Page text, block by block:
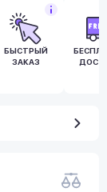
БЫСТРЫЙ
ЗАКАЗ